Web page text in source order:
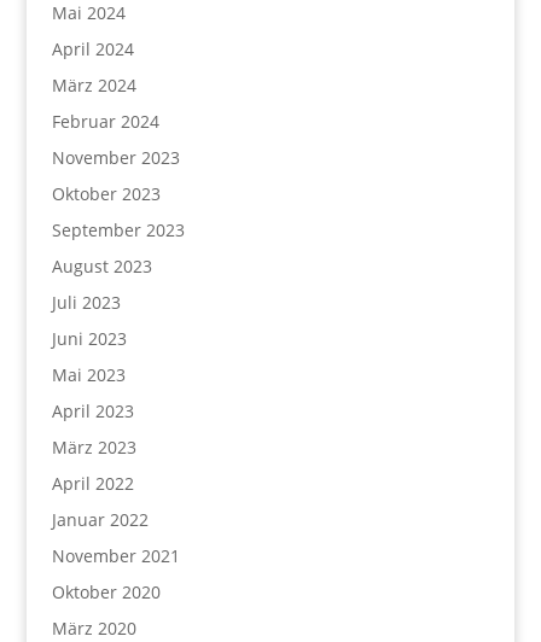
Mai 2024
April 2024
März 2024
Februar 2024
November 2023
Oktober 2023
September 2023
August 2023
Juli 2023
Juni 2023
Mai 2023
April 2023
März 2023
April 2022
Januar 2022
November 2021
Oktober 2020
März 2020